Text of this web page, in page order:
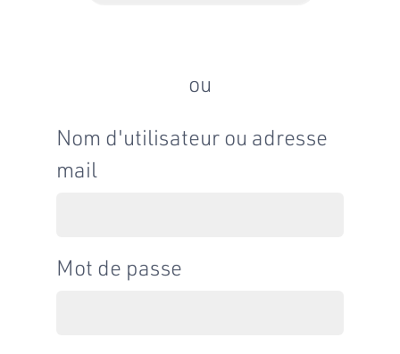
ou
Nom d'utilisateur ou adresse
mail
Mot de passe